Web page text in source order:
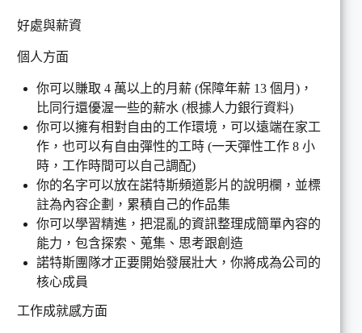
好處與薪資
個人方面
你可以賺取 4 萬以上的月薪 (保障年薪 13 個月)，
比同行還優渥一些的薪水 (根據人力銀行資料)
你可以擁有相對自由的工作環境，可以遠端在家工
作，也可以有自由彈性的工時 (一天彈性工作 8 小
時，工作時間可以自己調配)
你的名字可以放在諾特斯頻道影片的說明欄，並標
註為內容企劃，累積自己的作品集
你可以學習精進，把混亂的資訊整理成簡單內容的
能力，包含探索、蒐集、思考跟創造
諾特斯團隊才正要開始發展壯大，你將成為公司的
核心成員
工作成就感方面